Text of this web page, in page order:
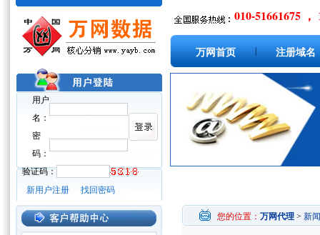
用户
名：
密
码：
验证码：
新用户注册
找回密码
010-51661675 ，
万网首页 注册域名
您的位置： 万网代理 > 新